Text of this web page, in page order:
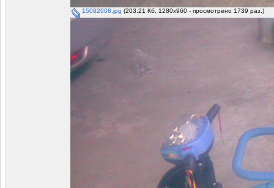
15082008.jpg (203.21 Кб, 1280x960 - просмотрено 1739 раз.)